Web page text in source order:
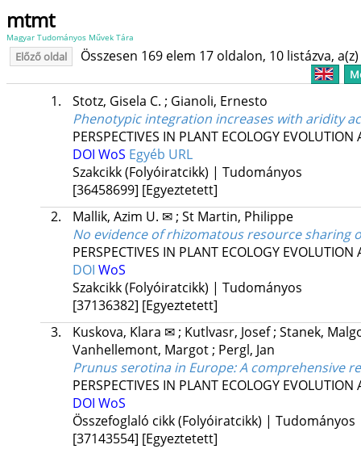
mtmt
Magyar Tudományos Művek Tára
Előző oldal Összesen 169 elem 17 oldalon, 10 listázva,
1. Stotz, Gisela C. ; Gianoli, Ernesto
Phenotypic integration increases with aridity
PERSPECTIVES IN PLANT ECOLOGY EVOLUTION
DOI WoS Egyéb URL
Szakcikk (Folyóiratcikk) | Tudományos
[36458699] [Egyeztetett]
2.
Mallik, Azim U. ✉; St Martin, Philippe
No evidence of rhizomatous resource sharing
PERSPECTIVES IN PLANT ECOLOGY EVOLUTION
DOI WoS
Szakcikk (Folyóiratcikk) | Tudományos
[37136382] [Egyeztetett]
3.
Kuskova, Klara ✉; Kutlvasr, Josef; Stanek,
Vanhellemont, Margot; Pergl, Jan
Prunus serotina in Europe: A comprehensive
PERSPECTIVES IN PLANT ECOLOGY EVOLUTION
DOI WoS
Összefoglaló cikk (Folyóiratcikk) | Tudományos
[37143554] [Egyeztetett]